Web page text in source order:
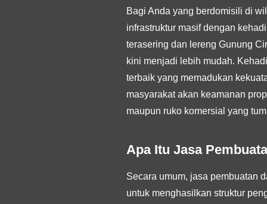
Bagi Anda yang berdomisili di
infrastruktur masif dengan
terasering dan lereng Gunung
kini menjadi lebih mudah.
terbaik yang memadukan
masyarakat akan keamanan
maupun ruko komersial yang
Apa Itu Jasa
Secara umum, jasa pembuatan
untuk menghasilkan struktur